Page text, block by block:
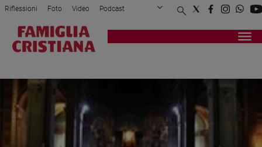
Attualità
Politica
Mondo
Riflessioni Foto Video Podcast
Privacy Policy Chi siamo
Registrati Redazione